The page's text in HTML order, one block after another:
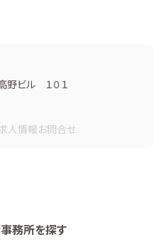
野ビル １０１
人情報お問合せ
務所を探す